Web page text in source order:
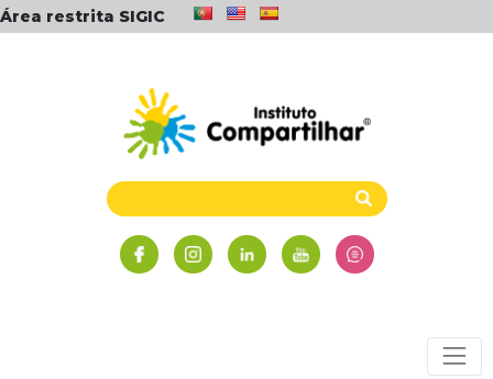
Área restrita SIGIC